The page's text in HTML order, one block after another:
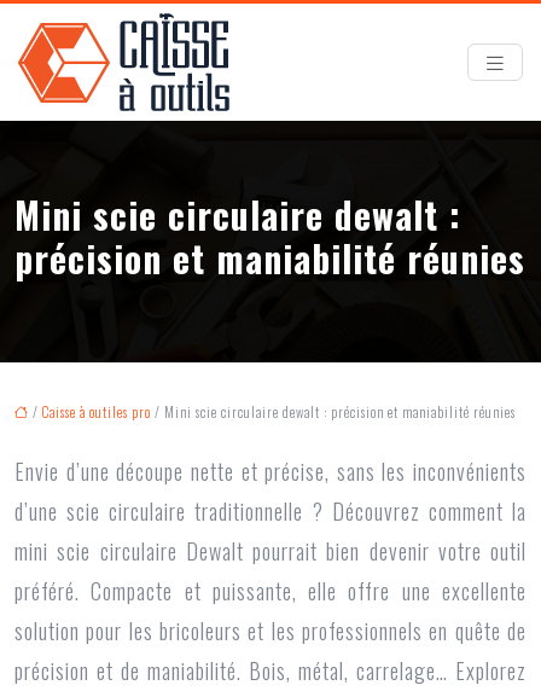
Mini scie circulaire dewalt :
précision et maniabilité réunies
/ Caisse à outiles pro / Mini scie circulaire dewalt : précision et maniabilité réunies
Envie d’une découpe nette et précise, sans les inconvénients
d’une scie circulaire traditionnelle ? Découvrez comment la
mini scie circulaire Dewalt pourrait bien devenir votre outil
préféré. Compacte et puissante, elle offre une excellente
solution pour les bricoleurs et les professionnels en quête de
précision et de maniabilité. Bois, métal, carrelage… Explorez